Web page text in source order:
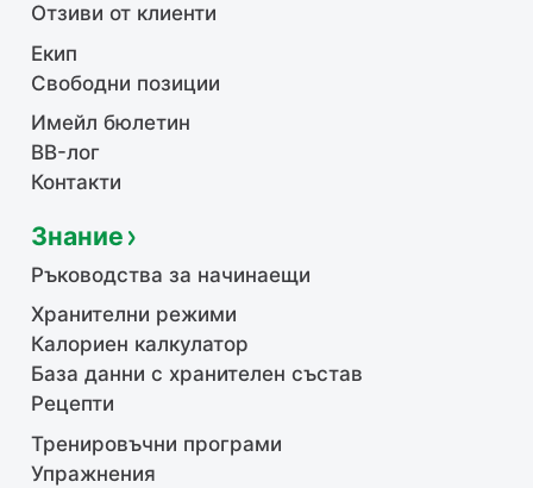
Отзиви от клиенти
Екип
Свободни позиции
Имейл бюлетин
BB-лог
Контакти
Знание
Ръководства за начинаещи
Хранителни режими
Калориен калкулатор
База данни с хранителен състав
Рецепти
Тренировъчни програми
Упражнения